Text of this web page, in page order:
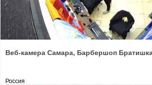
Веб-камера Самара, Барбершоп
Россия